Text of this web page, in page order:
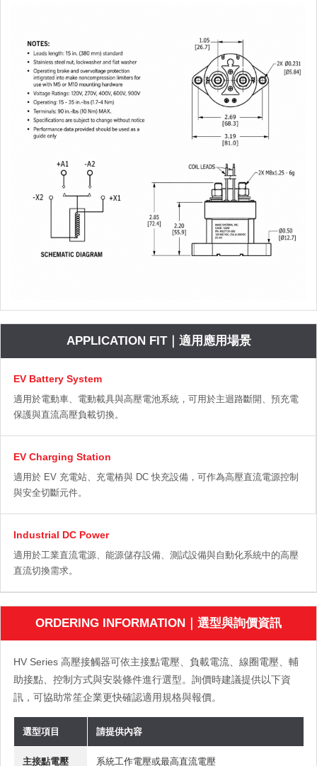
APPLICATION FIT｜適用應用場景
EV Battery System
適用於電動車、電動載具與高壓電池系統，可用於主迴路斷開、預充電
保護與直流高壓負載切換。
EV Charging Station
適用於 EV 充電站、充電樁與 DC 快充設備，可作為高壓直流電源控制
與安全切斷元件。
Industrial DC Power
適用於工業直流電源、能源儲存設備、測試設備與自動化系統中的高壓
直流切換需求。
ORDERING INFORMATION｜選型與詢價資訊
HV Series 高壓接觸器可依主接點電壓、負載電流、線圈電壓、輔
助接點、控制方式與安裝條件進行選型。詢價時建議提供以下資
訊，可協助常笙企業更快確認適用規格與報價。
選型項目 請提供內容
主接點電壓 系統工作電壓或最高直流電壓